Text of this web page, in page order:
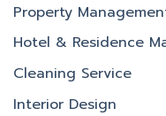
Property
Hotel & Residence
Cleaning Service
Interior Design